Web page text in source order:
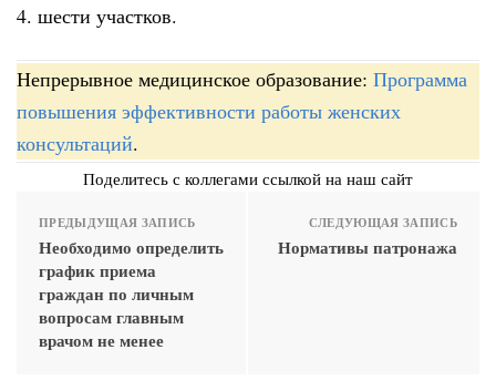
4. шести участков.
Непрерывное медицинское образование: Программа
повышения эффективности работы женских
консультаций.
Поделитесь с коллегами ссылкой на наш сайт
ПРЕДЫДУЩАЯ ЗАПИСЬ
Необходимо определить
график приема
граждан по личным
вопросам главным
врачом не менее
СЛЕДУЮЩАЯ ЗАПИСЬ
Нормативы патронажа